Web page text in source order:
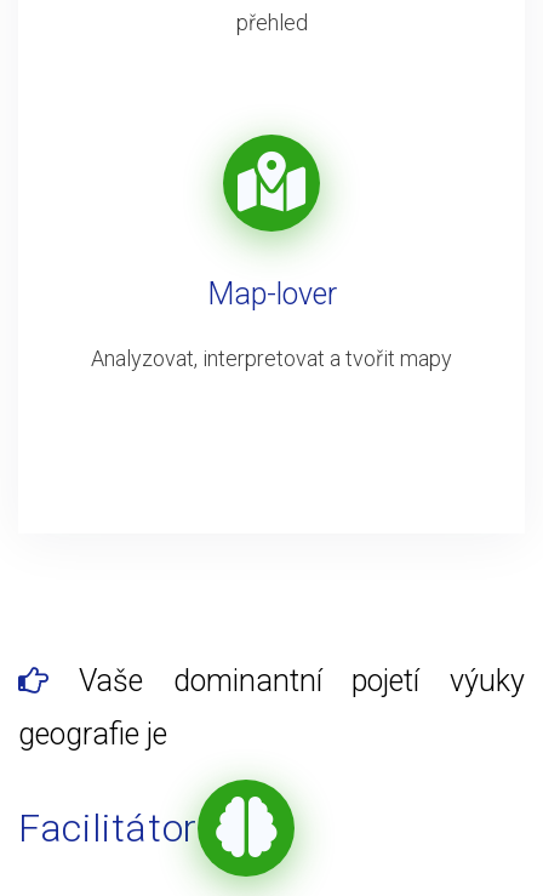
přehled
Map-lover
Analyzovat, interpretovat a tvořit mapy
Vaše dominantní pojetí výuky
geografie je
Facilitátor